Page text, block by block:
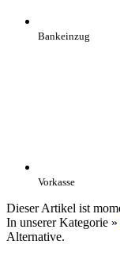
Bankeinzug
Vorkasse
Dieser Artikel ist
In unserer Kategorie »
Alternative.